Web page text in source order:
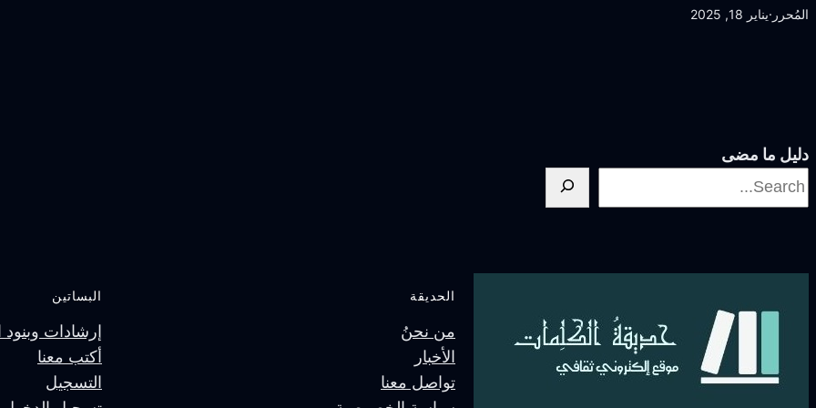
المُحرر ·يناير 18, 2025
دليل ما مضى
الحديقة
من نحنُ
الأخبار
تواصل معنا
البساتين
إرشادات وبنود
أكتب معنا
التسجيل